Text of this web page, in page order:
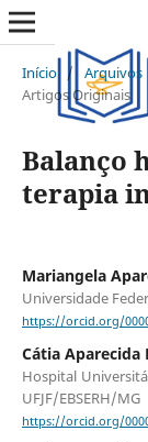
Início / Arquivos
Artigos Originais
Balanço
terapia
Mariangela
Universidade
https://orcid.org/
Cátia Aparecida
Hospital
UFJF/EBSERH/MG
https://orcid.org/